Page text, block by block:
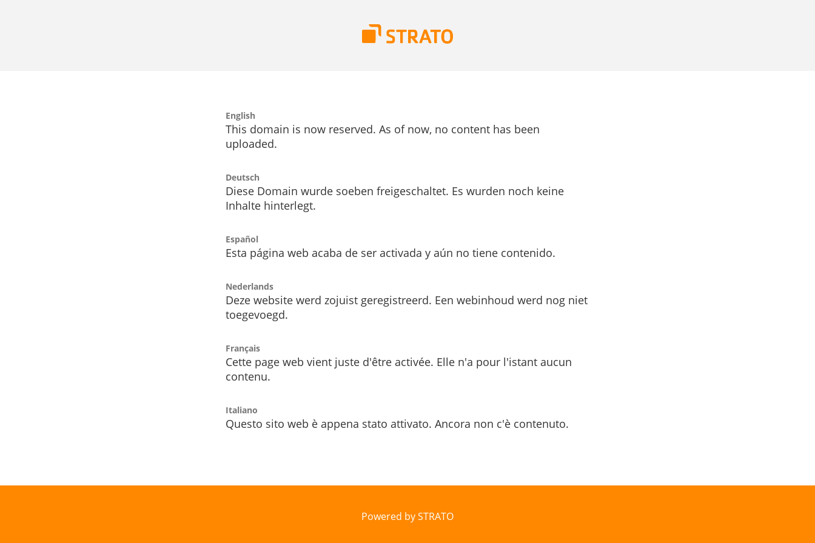
English
This domain is now reserved. As of now, no content has been
uploaded.
Deutsch
Diese Domain wurde soeben freigeschaltet. Es wurden noch keine
Inhalte hinterlegt.
Español
Esta página web acaba de ser activada y aún no tiene contenido.
Nederlands
Deze website werd zojuist geregistreerd. Een webinhoud werd nog niet
toegevoegd.
Français
Cette page web vient juste d'être activée. Elle n'a pour l'istant aucun
contenu.
Italiano
Questo sito web è appena stato attivato. Ancora non c'è contenuto.
Powered by STRATO